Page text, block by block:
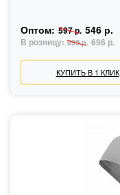
Оптом: 597 р. 546 р.
В розницу: 699 р. 696 р.
КУПИТЬ В 1 КЛИК